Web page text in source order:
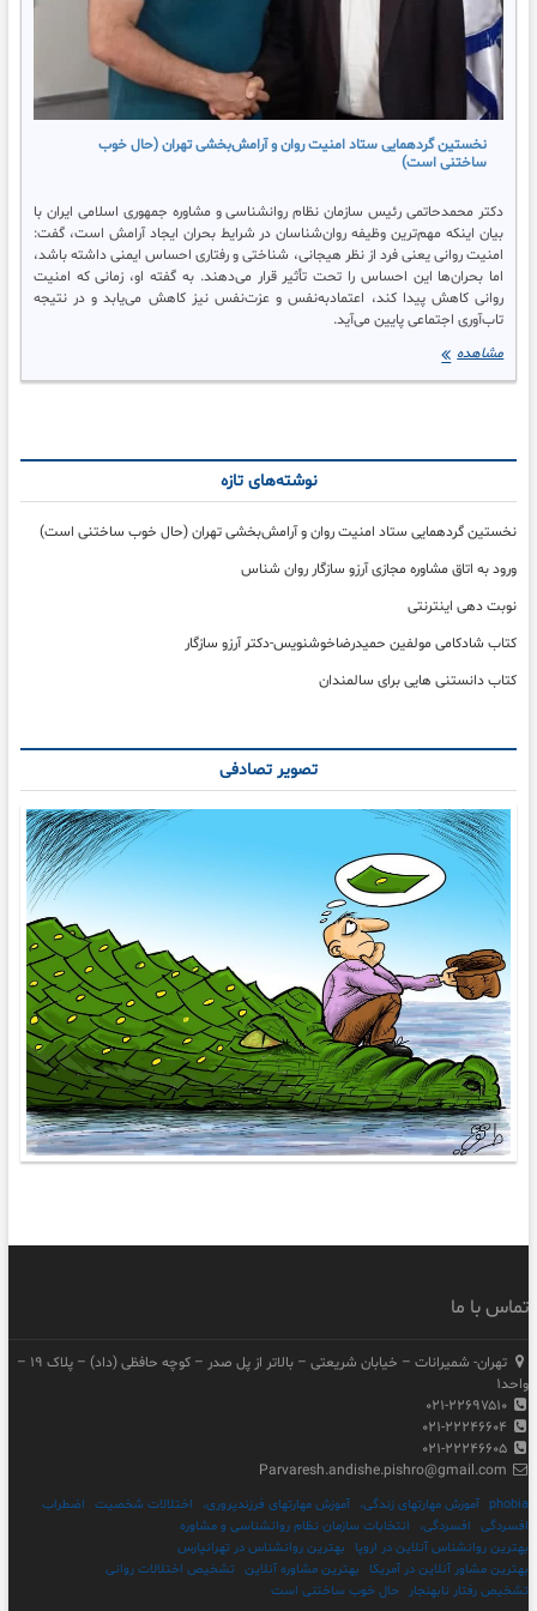
نخستین گردهمایی ستاد امنیت روان و آرامش‌بخشی تهران (حال خوب
ساختنی است)
خوب در تهرانپارس
امنیت روان و آرامبخشی
شهر تهران
دکتر محمدحاتمی رئیس سازمان نظام روانشناسی و مشاوره جمهوری اسلامی ایران با
بیان اینکه مهم‌ترین وظیفه روان‌شناسان در شرایط بحران ایجاد آرامش است، گفت:
امنیت روانی یعنی فرد از نظر هیجانی، شناختی و رفتاری احساس ایمنی داشته باشد،
اما بحران‌ها این احساس را تحت تأثیر قرار می‌دهند. به گفته او، زمانی که امنیت
روانی کاهش پیدا کند، اعتمادبه‌نفس و عزت‌نفس نیز کاهش می‌یابد و در نتیجه
تاب‌آوری اجتماعی پایین می‌آید.
مشاهدهنخستین
و
تهران
(حال
ساختنی
نوشته‌های تازه
نخستین گردهمایی ستاد امنیت روان و آرامش‌بخشی تهران (حال خوب ساختنی است)
ورود به اتاق مشاوره مجازی آرزو سازگار روان شناس
نوبت دهی اینترنتی
کتاب شادکامی مولفین حمیدرضاخوشنویس-دکتر آرزو سازگار
کتاب دانستنی هایی برای سالمندان
تصویر تصادفی
تماس با ما
تهران- شمیرانات – خیابان شریعتی – بالاتر از پل صدر – کوچه حافظی (داد) – پلاک ۱۹ –
واحد۱
phobia آموزش مهارتهای زندگی، آموزش مهارتهای فرزندپروری، اختلالات شخصیت
اضطراب
افسردگی
افسردگی،
انتخابات سازمان نظام روانشناسی و مشاوره
بهترین روانشناس آنلاین در اروپا
بهترین روانشناس در تهرانپارس
بهترین مشاور آنلاین در آمریکا
بهترین مشاوره آنلاین تشخیص اختلالات روانی
تشخیص رفتار نابهنجار
حال خوب ساختنی است